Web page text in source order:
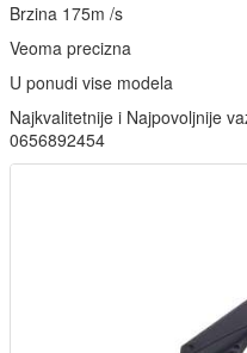
Brzina 175m /s
Veoma precizna
U ponudi vise modela
Najkvalitetnije i Najpovoljnije
0656892454